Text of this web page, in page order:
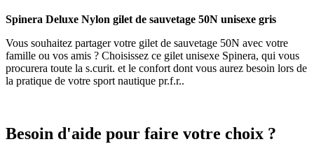
Spinera Deluxe Nylon gilet de sauvetage 50N unisexe gris
Vous souhaitez partager votre gilet de sauvetage 50N avec votre
famille ou vos amis ? Choisissez ce gilet unisexe Spinera, qui vous
procurera toute la s.curit. et le confort dont vous aurez besoin lors de
la pratique de votre sport nautique pr.f.r..
Besoin d'aide pour faire votre choix ?